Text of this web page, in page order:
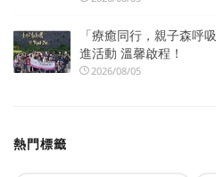
「療癒同行，親子森呼
進活動 溫馨啟程！
2026/08/05
熱門標籤